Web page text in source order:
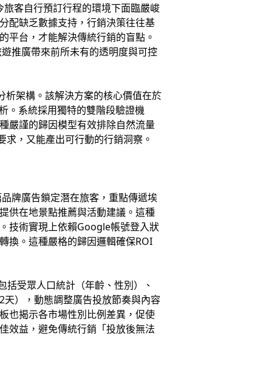
客自行預訂行程的環境下面臨嚴峻
配缺乏數據支持，行銷決策往往基
平台，才能解決傳統行銷的盲點。
推廣帶來前所未有的透明度與可控
架構。該解決方案的核心價值在於
。系統採用獨特的雙階段驗證機
嚴謹的歸因模型有效排除自然流量
，又能產出可行動的行銷洞察。
牌廣告鎖定潛在旅客，重點傳遞埃
供在地景點推薦與活動建議。這種
技術實現上依賴Google帳號登入狀
換。這種嚴格的歸因邏輯確保ROI
受眾人口統計（年齡、性別）、
），動態調整廣告投放節奏與內容
也揭示各市場性別比例差異，促使
效益，避免傳統行銷「投放後無法